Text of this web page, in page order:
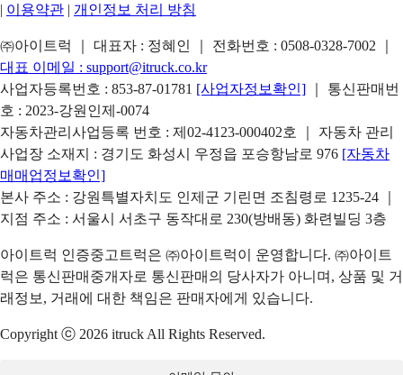
| 이용약관 | 개인정보 처리 방침
㈜아이트럭 ｜ 대표자 : 정혜인 ｜ 전화번호 : 0508-0328-7002
대표 이메일 : support@itruck.co.kr
사업자등록번호 : 853-87-01781 [사업자정보확인]
｜ 통신판매번
호 : 2023-강원인제-0074
자동차관리사업등록 번호 : 제02-4123-000402호 ｜ 자동차 관리
사업장 소재지 : 경기도 화성시 우정읍 포승항남로 976 [자동차
매매업정보확인]
본사 주소 : 강원특별자치도 인제군 기린면 조침령로 1235-24 ｜
지점 주소 : 서울시 서초구 동작대로 230(방배동) 화련빌딩 3층
아이트럭 인증중고트럭은 ㈜아이트럭이 운영합니다. ㈜아이트
럭은 통신판매중개자로 통신판매의 당사자가 아니며, 상품 및 거
래정보, 거래에 대한 책임은 판매자에게 있습니다.
Copyright ⓒ 2026 itruck All Rights Reserved.